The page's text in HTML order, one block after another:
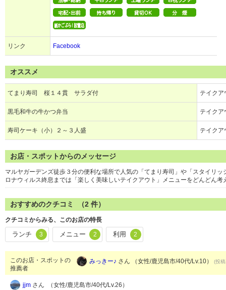
リンク Facebook
オススメ
てまり寿司 桜１４貫 サラダ付 テイク
黒毛和牛の牛かつ弁当 テイク
寿司ケーキ（小）２～３人盛 テイク
お店・スポットからのメッセージ
マルヤガーデンズ徒歩３分の便利な場所で人気の「てまり寿司」や「スタイリ
ロナウィルス終息までは「楽しく美味しいテイクアウト」メニューをどんどん考
おすすめのクチコミ （2 件）
クチコミからみる、このお店の特長
ランチ 3 メニュー 2 利用 2
このお店・スポットの
推薦者
みっきー♪ さん （女性/鹿児島市/40代/Lv.10） (投
jjm さん （女性/鹿児島市/40代/Lv.26）